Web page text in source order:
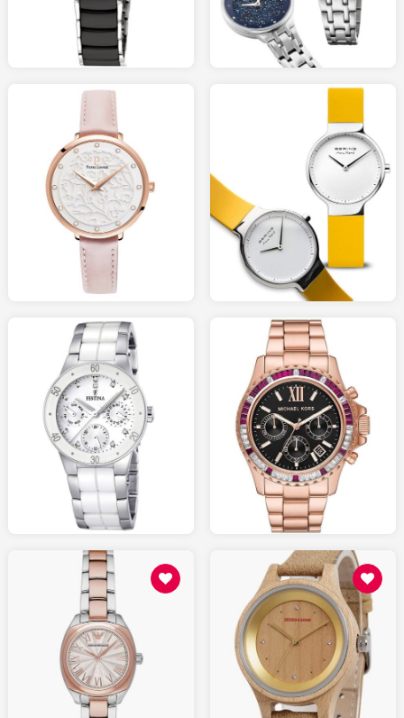
MONTREANDCO.com
HISTOIREDOR.com
119.00
BIJOURAMA.com
128.00
AMAZON.fr
95.00
AMAZON.fr
290.00
AMAZON.fr
159.00
AMAZON.fr